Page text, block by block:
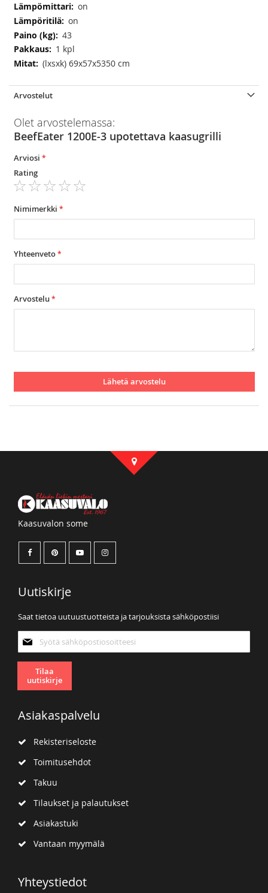
on
on
43
1 kpl
(lxsxk) 69x57x5350 cm
Arvostelut
Olet arvostelemassa:
BeefEater 1200E-3 upotettava kaasugrilli
Arviosi
Rating
star
stars
stars
stars
stars
Nimimerkki
Yhteenveto
Arvostelu
Lähetä arvostelu
Kaasuvalon some
Uutiskirje
Saat tietoa uutuustuotteista ja tarjouksista sähköpostiisi
uutiskirjeemme:
Tilaa
uutiskirje
Asiakaspalvelu
Rekisteriseloste
Toimitusehdot
Takuu
Tilaukset ja palautukset
Asiakastuki
Vantaan myymälä
Yhteystiedot